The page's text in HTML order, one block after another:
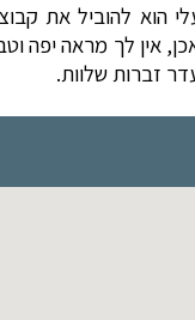
הוא להוביל את
אין לך מראה יפה
זברות שלוות.